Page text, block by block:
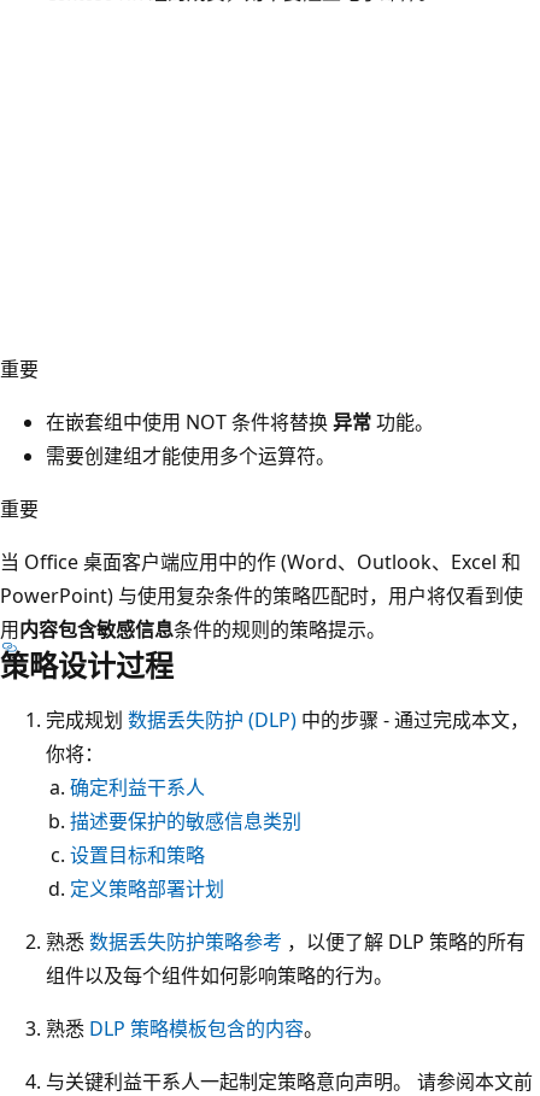
重要
在嵌套组中使用 NOT 条件将替换异常功能。
需要创建组才能使用多个运算符。
重要
当 Office 桌面客户端应用中的作 (Word、Outlook、Excel 和
PowerPoint) 与使用复杂条件的策略匹配时，用户将仅看到使
用内容包含敏感信息条件的规则的策略提示。
策略设计过程
完成规划 数据丢失防护 (DLP) 中的步骤 - 通过完成本文，
你将：
确定利益干系人
描述要保护的敏感信息类别
设置目标和策略
定义策略部署计划
熟悉数据丢失防护策略参考 ，以便了解 DLP 策略的所有
组件以及每个组件如何影响策略的行为。
熟悉 DLP 策略模板包含的内容。
与关键利益干系人一起制定策略意向声明。 请参阅本文前